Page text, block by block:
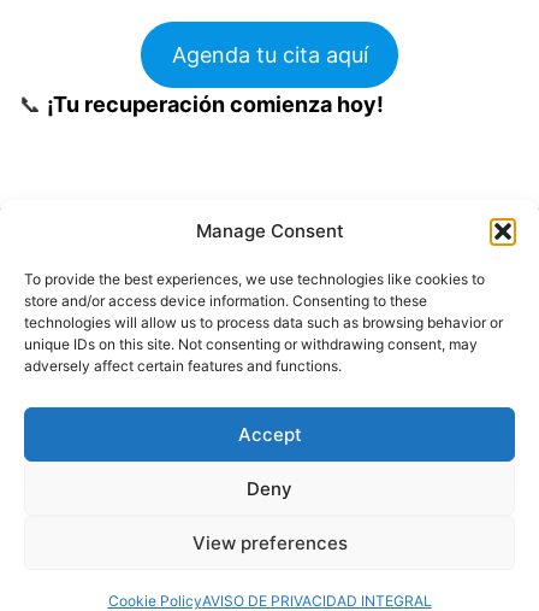
Manage Consent
To provide the best experiences, we use technologies like cookies to
store and/or access device information. Consenting to these
technologies will allow us to process data such as browsing behavior or
unique IDs on this site. Not consenting or withdrawing consent, may
adversely affect certain features and functions.
Accept
Deny
View preferences
Cookie PolicyAVISO DE PRIVACIDAD INTEGRAL
Agenda tu cita aquí
📞 ¡Tu recuperación comienza hoy!
Buscar
© 2024 Doctor at Home México. Todos los
derechos reservados.